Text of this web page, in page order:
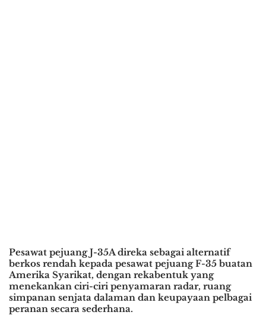
Pesawat pejuang J-35A direka sebagai alternatif
berkos rendah kepada pesawat pejuang F-35 buatan
Amerika Syarikat, dengan rekabentuk yang
menekankan ciri-ciri penyamaran radar, ruang
simpanan senjata dalaman dan keupayaan pelbagai
peranan secara sederhana.